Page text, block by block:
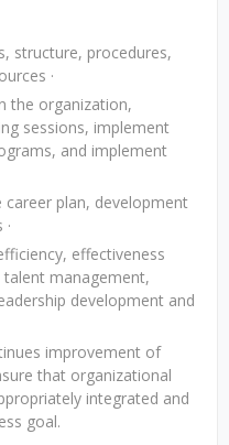
structure, procedures,
·
the organization,
sessions, implement
and implement
career plan, development
effectiveness
management,
development and
improvement of
that organizational
integrated and
goal.